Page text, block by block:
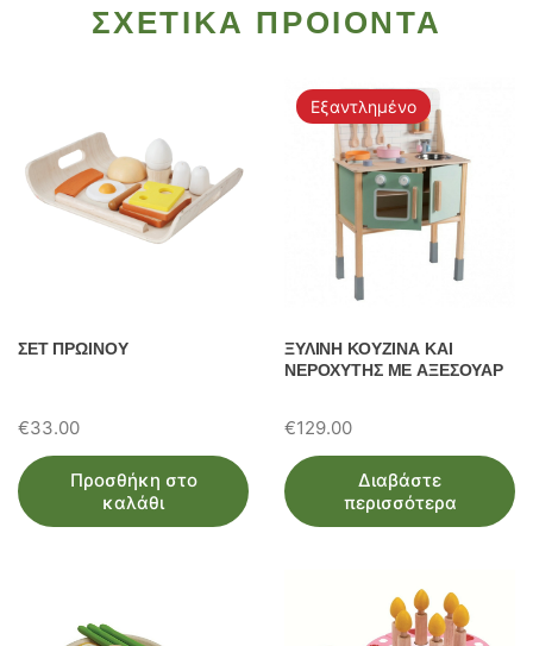
ΣΧΕΤΙΚΑ ΠΡΟΙΟΝΤΑ
ΣΕΤ ΠΡΩΙΝΟΥ
€33.00
Προσθήκη στο
καλάθι
Εξαντλημένο
ΞΥΛΙΝΗ ΚΟΥΖΙΝΑ ΚΑΙ
ΝΕΡΟΧΥΤΗΣ ΜΕ ΑΞΕΣΟΥΑΡ
€129.00
Διαβάστε
περισσότερα